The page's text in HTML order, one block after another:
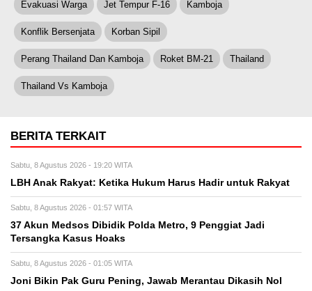
Evakuasi Warga Jet Tempur F-16 Kamboja
Konflik Bersenjata Korban Sipil
Perang Thailand Dan Kamboja Roket BM-21 Thailand
Thailand Vs Kamboja
BERITA TERKAIT
Sabtu, 8 Agustus 2026 - 19:20 WITA
LBH Anak Rakyat: Ketika Hukum Harus Hadir untuk Rakyat
Sabtu, 8 Agustus 2026 - 01:57 WITA
37 Akun Medsos Dibidik Polda Metro, 9 Penggiat Jadi
Tersangka Kasus Hoaks
Sabtu, 8 Agustus 2026 - 01:05 WITA
Joni Bikin Pak Guru Pening, Jawab Merantau Dikasih Nol